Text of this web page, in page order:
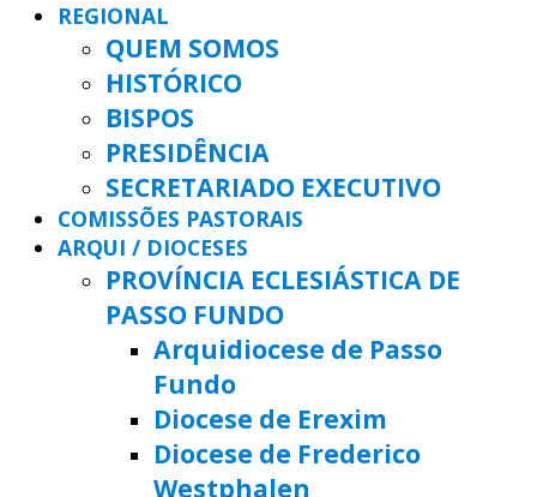
REGIONAL
QUEM SOMOS
HISTÓRICO
BISPOS
PRESIDÊNCIA
SECRETARIADO EXECUTIVO
COMISSÕES PASTORAIS
ARQUI / DIOCESES
PROVÍNCIA ECLESIÁSTICA DE
PASSO FUNDO
Arquidiocese de Passo
Fundo
Diocese de Erexim
Diocese de Frederico
Westphalen